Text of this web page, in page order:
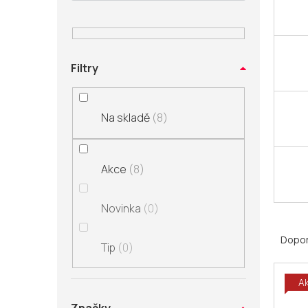
Filtry
Na skladě 8
Akce 8
Novinka 0
Tip 0
a
V